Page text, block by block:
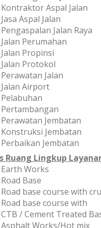
Kontraktor Aspal Jalan
Jasa Aspal Jalan
Pengaspalan Jalan Raya
Jalan Perumahan
Jalan Propinsi
Jalan Protokol
Perawatan Jalan
Jalan Airport
Pelabuhan
Pertambangan
Perawatan Jembatan
Konstruksi Jembatan
Perbaikan Jembatan
Ruang Lingkup
Earth Works
Road Base
Road base course with
Road base course with
CTB / Cement Treated
Asphalt Works/Hot mix